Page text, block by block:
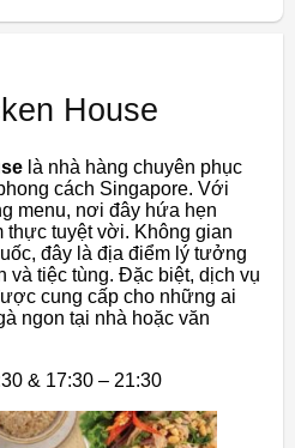
House
là nhà hàng chuyên phục
cách Singapore. Với
menu, nơi đây hứa hẹn
thực tuyệt vời. Không gian
đây là địa điểm lý tưởng
và tiệc tùng. Đặc biệt, dịch vụ
cung cấp cho những ai
ngon tại nhà hoặc văn
& 17:30 – 21:30